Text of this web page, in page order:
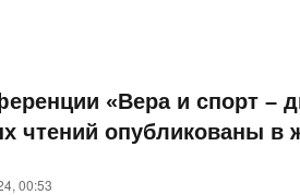
«Вера и спорт –
чтений опубликованы в
00:53